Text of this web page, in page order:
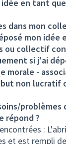
en tant
dans mon
mon idée
ou collectif
si j'ai
morale -
non lucratif
répond ?
:
et est rempli